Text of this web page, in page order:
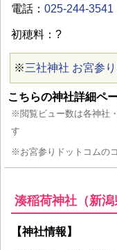
電話： 025-244-3541
初穂料：?
※三社神社 お宮参
こちらの神社詳細ペ
※閲覧ビュー数は各神社
す
※お宮参りドットコムの
湊稲荷神社（新潟
【神社情報】